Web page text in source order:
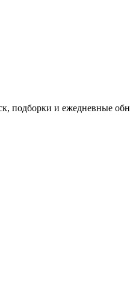
подборки и ежедневные